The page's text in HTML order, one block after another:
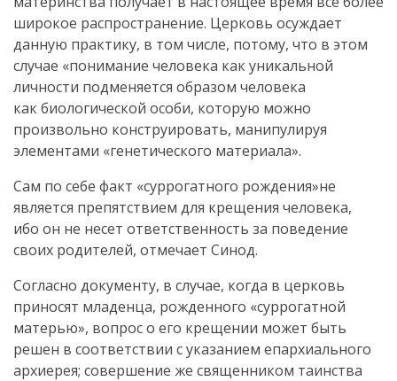
широкое распространение. Церковь осуждает
данную практику, в том числе, потому, что в этом
случае «понимание человека как уникальной
личности подменяется образом человека
как биологической особи, которую можно
произвольно конструировать, манипулируя
элементами «генетического материала».
Сам по себе факт «суррогатного рождения»не
является препятствием для крещения человека,
ибо он не несет ответственность за поведение
своих родителей, отмечает Синод.
Согласно документу, в случае, когда в церковь
приносят младенца, рожденного «суррогатной
матерью», вопрос о его крещении может быть
решен в соответствии с указанием епархиального
архиерея; совершение же священником таинства